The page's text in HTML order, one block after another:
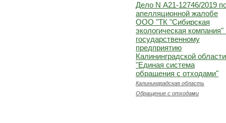
Дело N А21-12746/2019
апелляционной жалобе
ООО "ТК "Сибирская
экологическая компания"
государственному
предприятию
Калининградской области
"Единая система
обращения с отходами"
Калининградская область
Обращение с отходами